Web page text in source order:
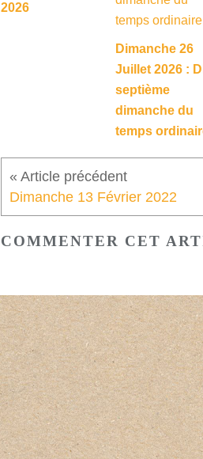
2026
Dimanche 26
Juillet 2026 :
septième
dimanche du
temps
Dimanche 13 Février 2022
COMMENTER CET